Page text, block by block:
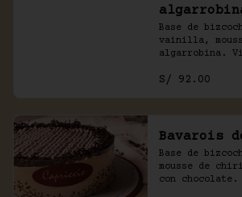
Base de
vainilla,
algarrobina.
S/ 92.00
Bavarois
Base de
mousse de
con chocolate.